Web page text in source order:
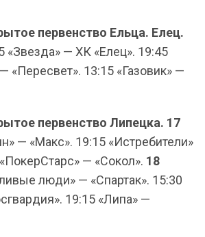
первенство Ельца. Елец.
«Звезда» — ХК «Елец». 19:45
«Пересвет». 13:15 «Газовик» —
первенство Липецка. 17
— «Макс». 19:15 «Истребители»
— «Сокол». 18
люди» — «Спартак». 15:30
19:15 «Липа» —